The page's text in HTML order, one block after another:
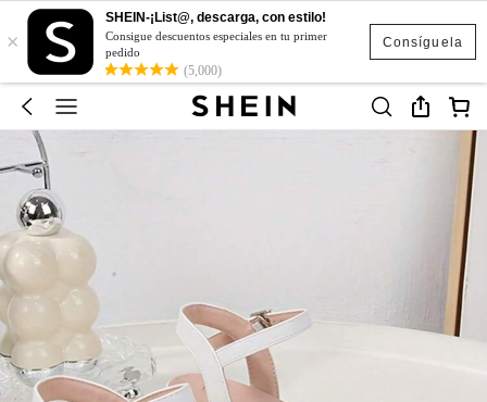
Consíguela
×
SHEIN-¡List@, descarga, con estilo!
Consigue descuentos especiales en tu primer
pedido
(5,000)